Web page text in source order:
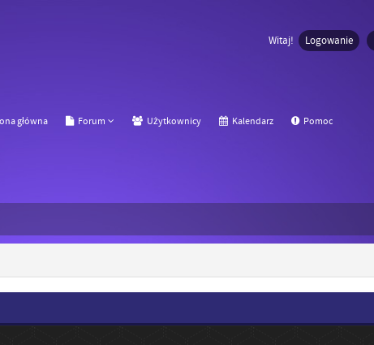
Witaj! Logowanie
główna Forum Użytkownicy Kalendarz Pomoc